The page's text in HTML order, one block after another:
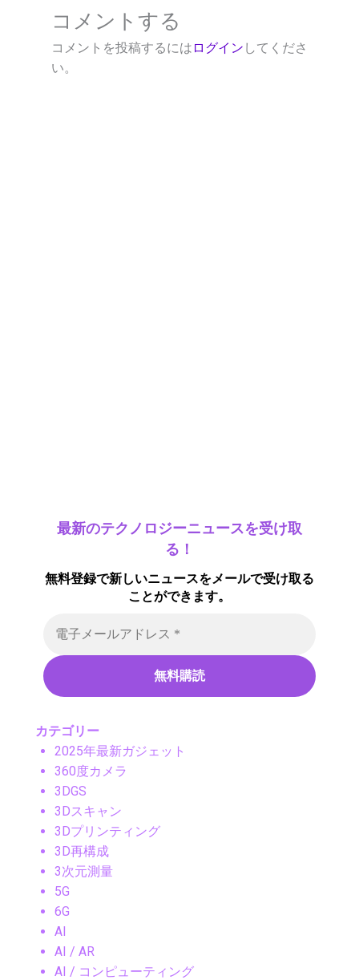
コメントする
コメントを投稿するには ログイン してくださ
い。
最新のテクノロジーニュースを受け取
る！
無料登録で新しいニュースをメールで受け取る
ことができます。
カテゴリー
2025年最新ガジェット
360度カメラ
3DGS
3Dスキャン
3Dプリンティング
3D再構成
3次元測量
5G
6G
AI
AI / AR
AI / コンピューティング